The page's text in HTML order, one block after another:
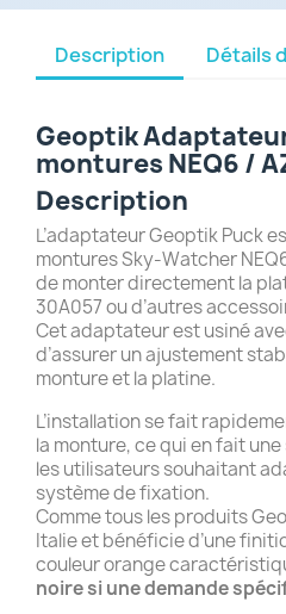
Description Détails
Geoptik
montures NEQ6 /
Description
L’adaptateur Geoptik Puck
montures Sky-Watcher
de monter directement la
30A057 ou d’autres
Cet adaptateur est usiné
d’assurer un ajustement
monture et la platine.
L’installation se fait
la monture, ce qui en fait
les utilisateurs souhaitant
système de fixation.
Comme tous les produits
Italie et bénéficie d’une
couleur orange
noire si une demande